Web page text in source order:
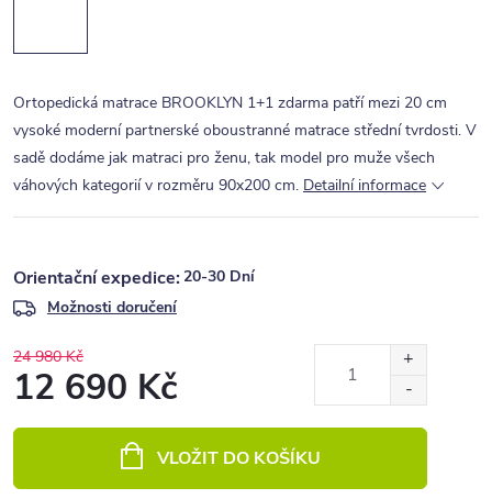
Ortopedická matrace BROOKLYN 1+1 zdarma patří mezi 20 cm
vysoké moderní partnerské oboustranné matrace střední tvrdosti. V
sadě dodáme jak matraci pro ženu, tak model pro muže všech
váhových kategorií v rozměru 90x200 cm. Detailní informace
20-30 Dní
Možnosti doručení
24 980 Kč
12 690 Kč
VLOŽIT DO KOŠÍKU